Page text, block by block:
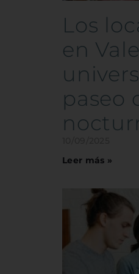
Los
en
paseo
Leer más »